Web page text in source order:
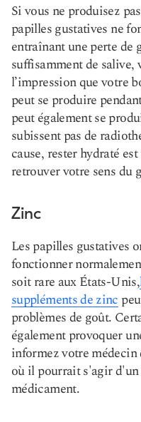
Si vous ne produisez
papilles gustatives ne
entraînant une perte de
suffisamment de
l’impression que votre
peut se produire
peut également se
subissent pas de
cause, rester hydraté
retrouver votre sens du
Zinc
Les papilles gustatives
fonctionner
soit rare aux États-Unis,
suppléments de zinc
problèmes de goût.
également provoquer
informez votre médecin
où il pourrait s'agir
médicament.